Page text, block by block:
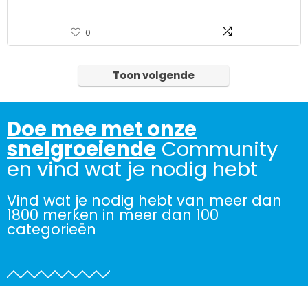
0
Toon volgende
Doe mee met onze
snelgroeiende Community
en vind wat je nodig hebt
Vind wat je nodig hebt van meer dan
1800 merken in meer dan 100
categorieën